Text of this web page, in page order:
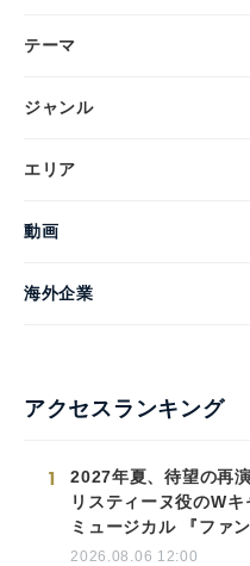
テーマ
ジャンル
エリア
動画
海外企業
アクセスランキング
1
2027年夏、待望の再
リスティーヌ役のWキ
ミュージカル 『ファン
2026.08.06 12:00